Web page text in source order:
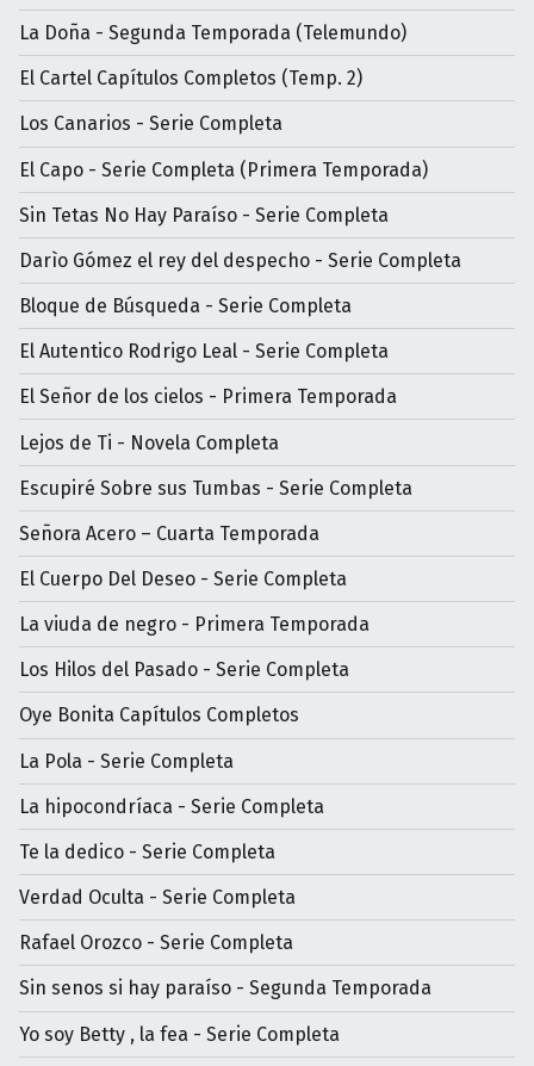
La Doña - Segunda Temporada (Telemundo)
El Cartel Capítulos Completos (Temp. 2)
Los Canarios - Serie Completa
El Capo - Serie Completa (Primera Temporada)
Sin Tetas No Hay Paraíso - Serie Completa
Darìo Gómez el rey del despecho - Serie Completa
Bloque de Búsqueda - Serie Completa
El Autentico Rodrigo Leal - Serie Completa
El Señor de los cielos - Primera Temporada
Lejos de Ti - Novela Completa
Escupiré Sobre sus Tumbas - Serie Completa
Señora Acero – Cuarta Temporada
El Cuerpo Del Deseo - Serie Completa
La viuda de negro - Primera Temporada
Los Hilos del Pasado - Serie Completa
Oye Bonita Capítulos Completos
La Pola - Serie Completa
La hipocondríaca - Serie Completa
Te la dedico - Serie Completa
Verdad Oculta - Serie Completa
Rafael Orozco - Serie Completa
Sin senos si hay paraíso - Segunda Temporada
Yo soy Betty , la fea - Serie Completa